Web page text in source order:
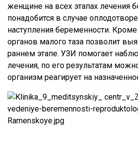
женщине на всех этапах лечения
понадобится в случае
наступления беременности.
органов малого таза позволит
раннем этапе. УЗИ помогает
лечения, по его результатам
организм реагирует на